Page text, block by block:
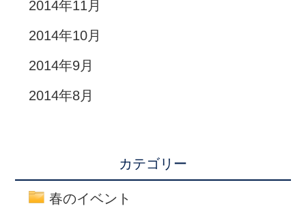
2014年11月
2014年10月
2014年9月
2014年8月
カテゴリー
春のイベント